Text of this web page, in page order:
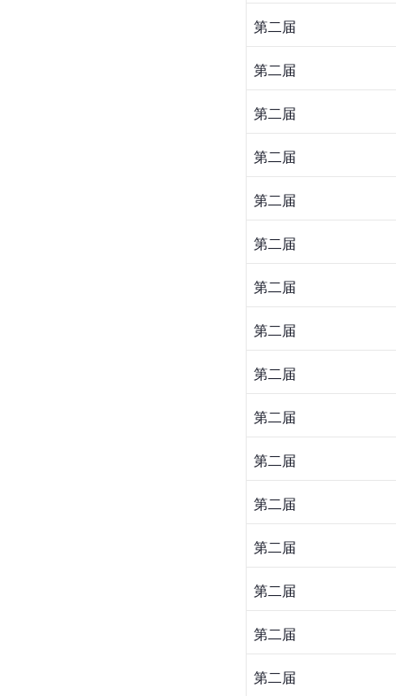
第二届
第二届
第二届
第二届
第二届
第二届
第二届
第二届
第二届
第二届
第二届
第二届
第二届
第二届
第二届
第二届